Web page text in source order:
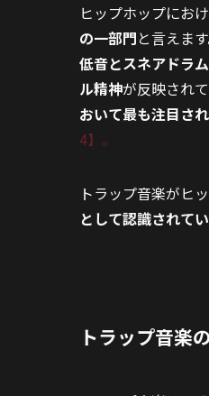
ヒップホップにお
の一部門と言えま
低音とスネアドラ
ル精神が反映され
おいて最も注目さ
4】。
トラップ音楽がヒ
として認識されて
トラップ音楽